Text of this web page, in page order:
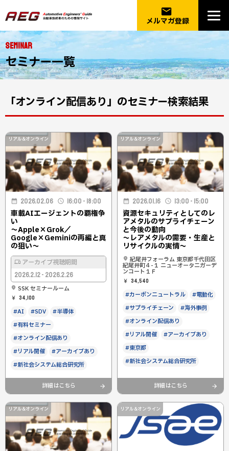
email
メルマガ登録
SEMINAR
セミナー一覧
「オンライン配信あり」のセミナー検索結果
リアル&オンライン
2026.02.06 16:00 - 18:00
車載AIエージェントの覇権争
い
〜Apple×Grok／
Google×Geminiの再編と真
の狙い〜
アーカイブ視聴期間
2026.2.12 - 2026.2.26
SSK セミナールーム
34,100
#AI #SDV
#半導体
#有料セミナー
#オンライン配信あり
#リアル開催
#アーカイブあり
#新社会システム総合研究所
詳細はこちら
リアル&オンライン
2026.01.16 13:00 - 15:00
資源セキュリティとしてのレ
アメタルのサプライチェーン
と今後の動向
〜レアメタルの需要・生産と
リサイクルの実情〜
紀尾井フォーラム 東京都千代田区
紀尾井町４-１ ニューオータニガーデ
ンコート１Ｆ
34,540
#カーボンニュートラル
#電動化
#サプライチェーン
#海外事例
#オンライン配信あり
#リアル開催
#アーカイブあり
#東京都
#新社会システム総合研究所
詳細はこちら
リアル&オンライン リアル&オンライン